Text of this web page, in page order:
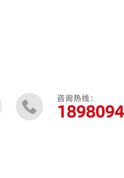
咨询热线：
189